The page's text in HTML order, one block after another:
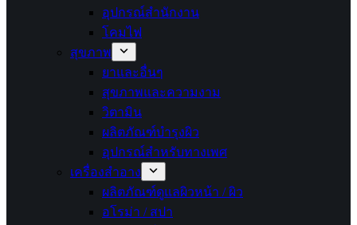
อุปกรณ์สำนักงาน
โคมไฟ
สุขภาพ
ยาและอื่นๆ
สุขภาพและความงาม
วิตามิน
ผลิตภัณฑ์บำรุงผิว
อุปกรณ์สำหรับทางเพศ
เครื่องสำอาง
ผลิตภัณฑ์ดูแลผิวหน้า / ผิว
อโรม่า / สปา